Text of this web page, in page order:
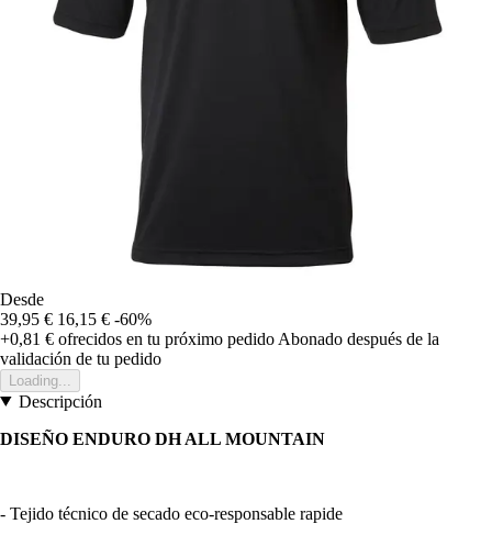
Desde
39,95 € 16,15 € -60%
+0,81 € ofrecidos en tu próximo pedido Abonado después de la
validación de tu pedido
Loading...
Descripción
DISEÑO ENDURO DH ALL MOUNTAIN
- Tejido técnico de secado eco-responsable rapide